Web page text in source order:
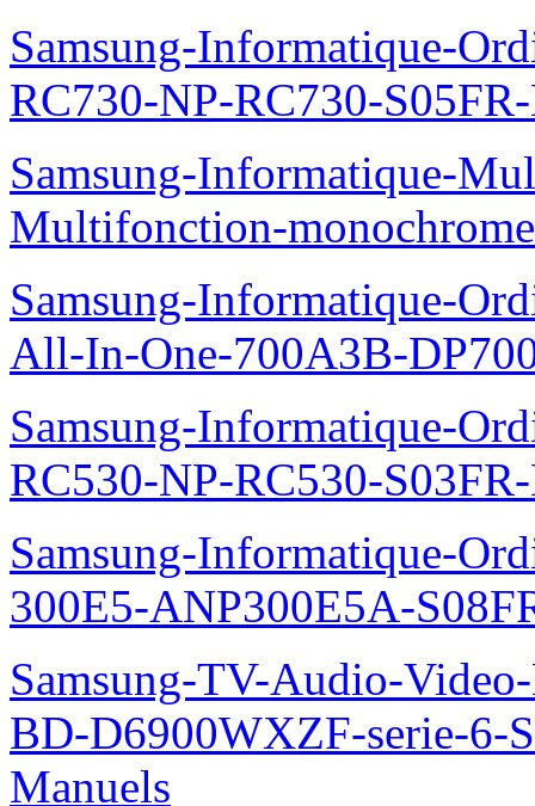
Samsung-Informatique-
RC730-NP-RC730-
Samsung-Informatique-
Multifonction-
Samsung-Informatique-
All-In-One-700A3B-
Samsung-Informatique-
RC530-NP-RC530-
Samsung-Informatique-
300E5-ANP300E5A-
Samsung-TV-Audio-
BD-D6900WXZF-serie-6-
Manuels